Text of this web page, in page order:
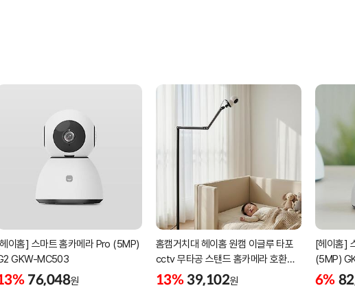
이홈] 스마트 홈카메라 Pro (5MP)
GKW-MC503
76,048원
홈캠거치대 헤이홈 원캠 이글루 타포
cctv 무타공 스탠드 홈카메라 호환
침대 펫 부모님 가정용 거치대
13% 39,102원
[헤이홈]
(5MP)
6%